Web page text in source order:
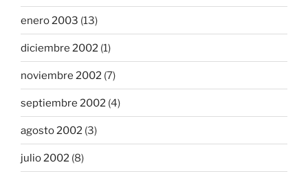
enero 2003 (13)
diciembre 2002 (1)
noviembre 2002 (7)
septiembre 2002 (4)
agosto 2002 (3)
julio 2002 (8)